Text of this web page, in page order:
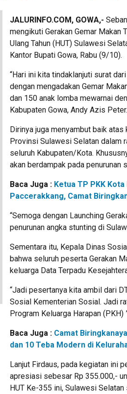
JALURINFO.COM, GOWA,-
mengikuti Gerakan Gemar Makan
Ulang Tahun (HUT) Sulawesi
Kantor Bupati Gowa, Rabu (9/10).
“Hari ini kita tindaklanjuti surat
dengan mengadakan Gemar
dan 150 anak lomba mewarnai
Kabupaten Gowa, Andy Azis Peter.
Dirinya juga menyambut baik
Provinsi Sulawesi Selatan dalam
seluruh Kabupaten/Kota.
akan berdampak pada penurunan
Baca Juga : Ketua TP PKK
Paccerakkang, Camat
“Semoga dengan Launching
penurunan angka stunting di
Sementara itu, Kepala Dinas
bahwa seluruh peserta Gerakan
keluarga Data Terpadu
“Jadi pesertanya kita ambil dari
Sosial Kementerian Sosial. Jadi
Program Keluarga Harapan (PKH)
Baca Juga : Camat
dan 10 Teba Modern di
Lanjut Firdaus, pada kegiatan ini
apresiasi sebesar Rp 355.000,-
HUT Ke-355 ini, Sulawesi